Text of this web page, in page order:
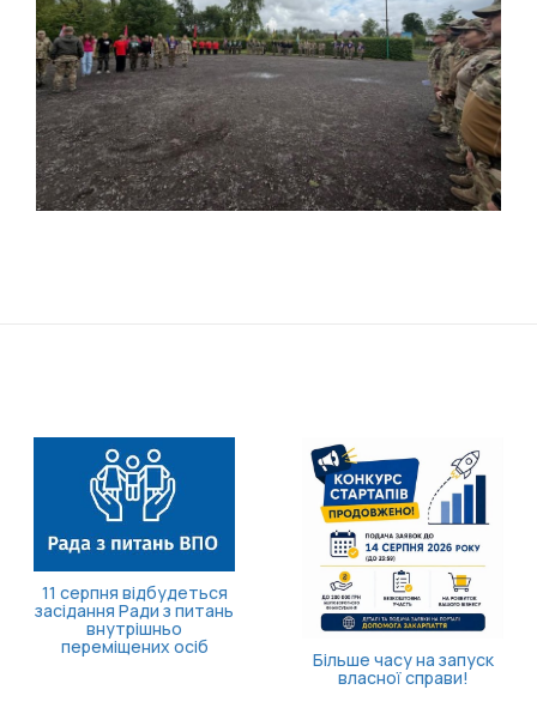
11 серпня відбудеться
засідання Ради з питань
внутрішньо
переміщених осіб
Більше часу на запуск
власної справи!